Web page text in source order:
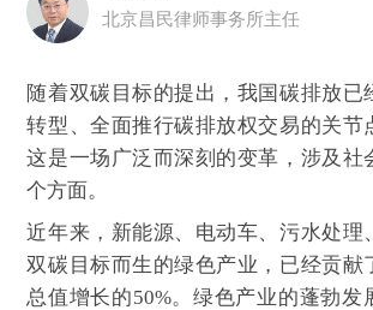
北京昌民律师事务所主任
随着双碳目标的提出，我国碳排放已
转型、全面推行碳排放权交易的关节
这是一场广泛而深刻的变革，涉及社
个方面。
近年来，新能源、电动车、污水处理
双碳目标而生的绿色产业，已经贡献
总值增长的50%。绿色产业的蓬勃发